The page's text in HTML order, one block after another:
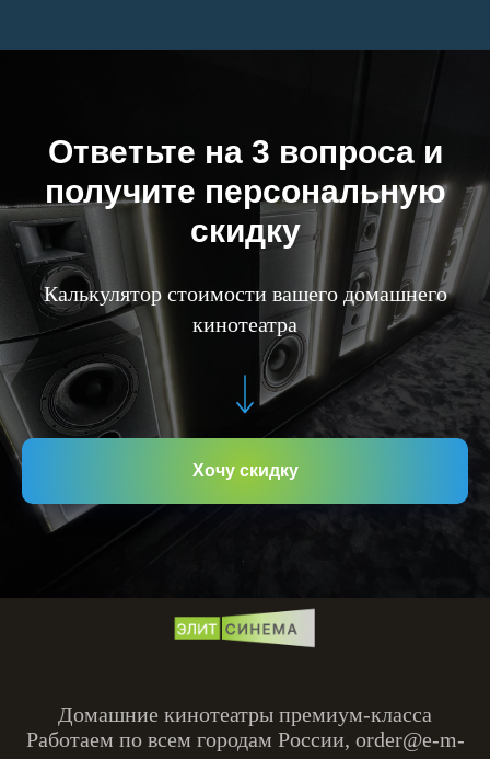
Ответьте на 3 вопроса и
получите персональную
скидку
Калькулятор стоимости вашего домашнего
кинотеатра
Хочу скидку
Домашние кинотеатры премиум-класса
Работаем по всем городам России, order@e-m-